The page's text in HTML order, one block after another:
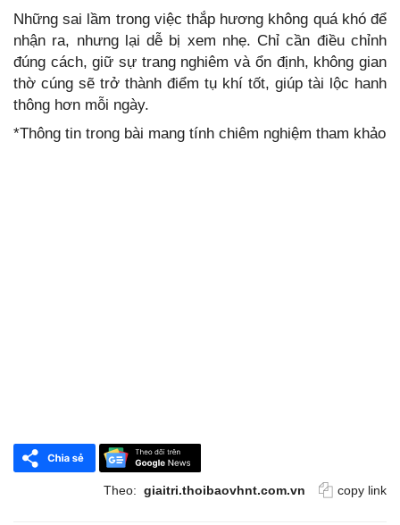
Những sai lầm trong việc thắp hương không quá khó để
nhận ra, nhưng lại dễ bị xem nhẹ. Chỉ cần điều chỉnh
đúng cách, giữ sự trang nghiêm và ổn định, không gian
thờ cúng sẽ trở thành điểm tụ khí tốt, giúp tài lộc hanh
thông hơn mỗi ngày.
*Thông tin trong bài mang tính chiêm nghiệm tham khảo
Theo: giaitri.thoibaovhnt.com.vn copy link